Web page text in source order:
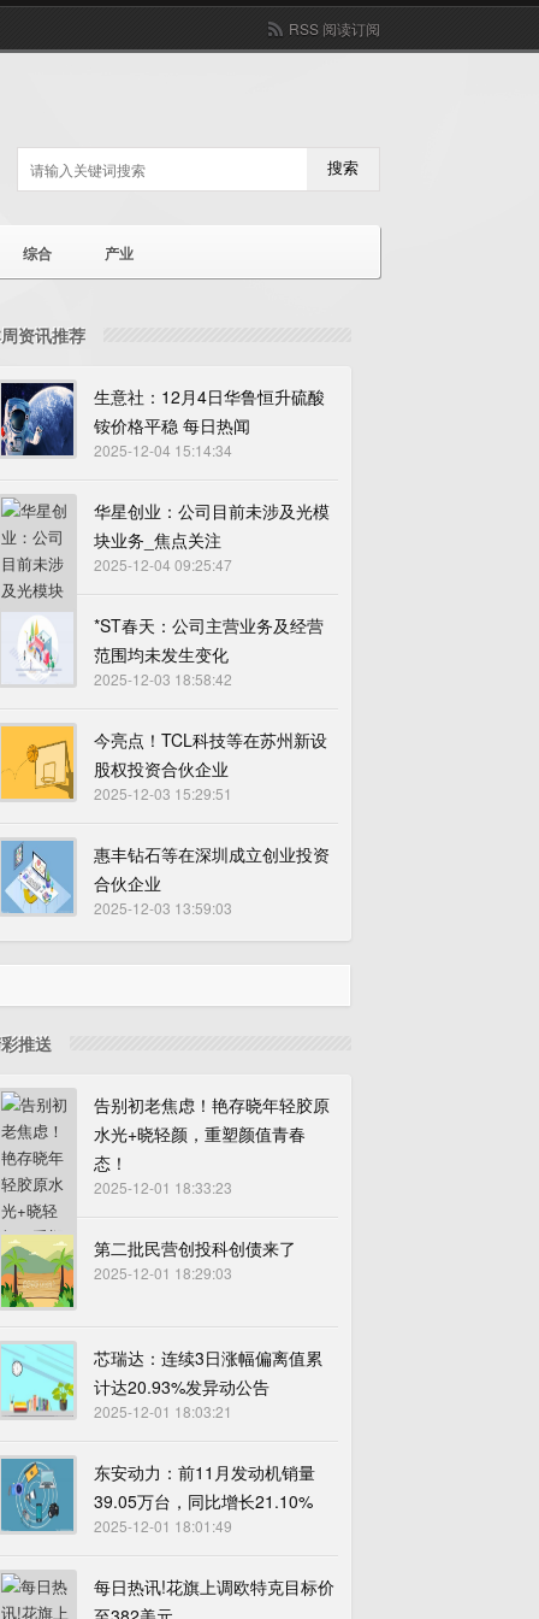
RSS 阅读订阅
搜索
综合 产业
资讯推荐
生意社：12月4日华鲁恒升硫酸
铵价格平稳 每日热闻
2025-12-04 15:14:34
华星创业：公司目前未涉及光模
块业务_焦点关注
2025-12-04 09:25:47
*ST春天：公司主营业务及经营
范围均未发生变化
2025-12-03 18:58:42
今亮点！TCL科技等在苏州新设
股权投资合伙企业
2025-12-03 15:29:51
惠丰钻石等在深圳成立创业投资
合伙企业
2025-12-03 13:59:03
推送
告别初老焦虑！艳存晓年轻胶原
水光+晓轻颜，重塑颜值青春
态！
2025-12-01 18:33:23
第二批民营创投科创债来了
2025-12-01 18:29:03
芯瑞达：连续3日涨幅偏离值累
计达20.93%发异动公告
2025-12-01 18:03:21
东安动力：前11月发动机销量
39.05万台，同比增长21.10%
2025-12-01 18:01:49
每日热讯!花旗上调欧特克目标价